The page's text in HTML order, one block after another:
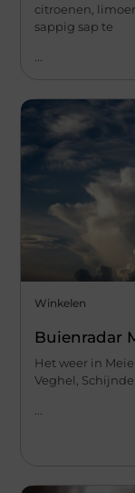
citroenen,
sappig sap te
Winkelen
Buienradar
Het weer in
Veghel,
...